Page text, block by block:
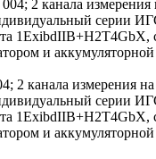
2 канала измерения
серии
1ExibdIIB+H2T4GbX,
и аккумуляторной